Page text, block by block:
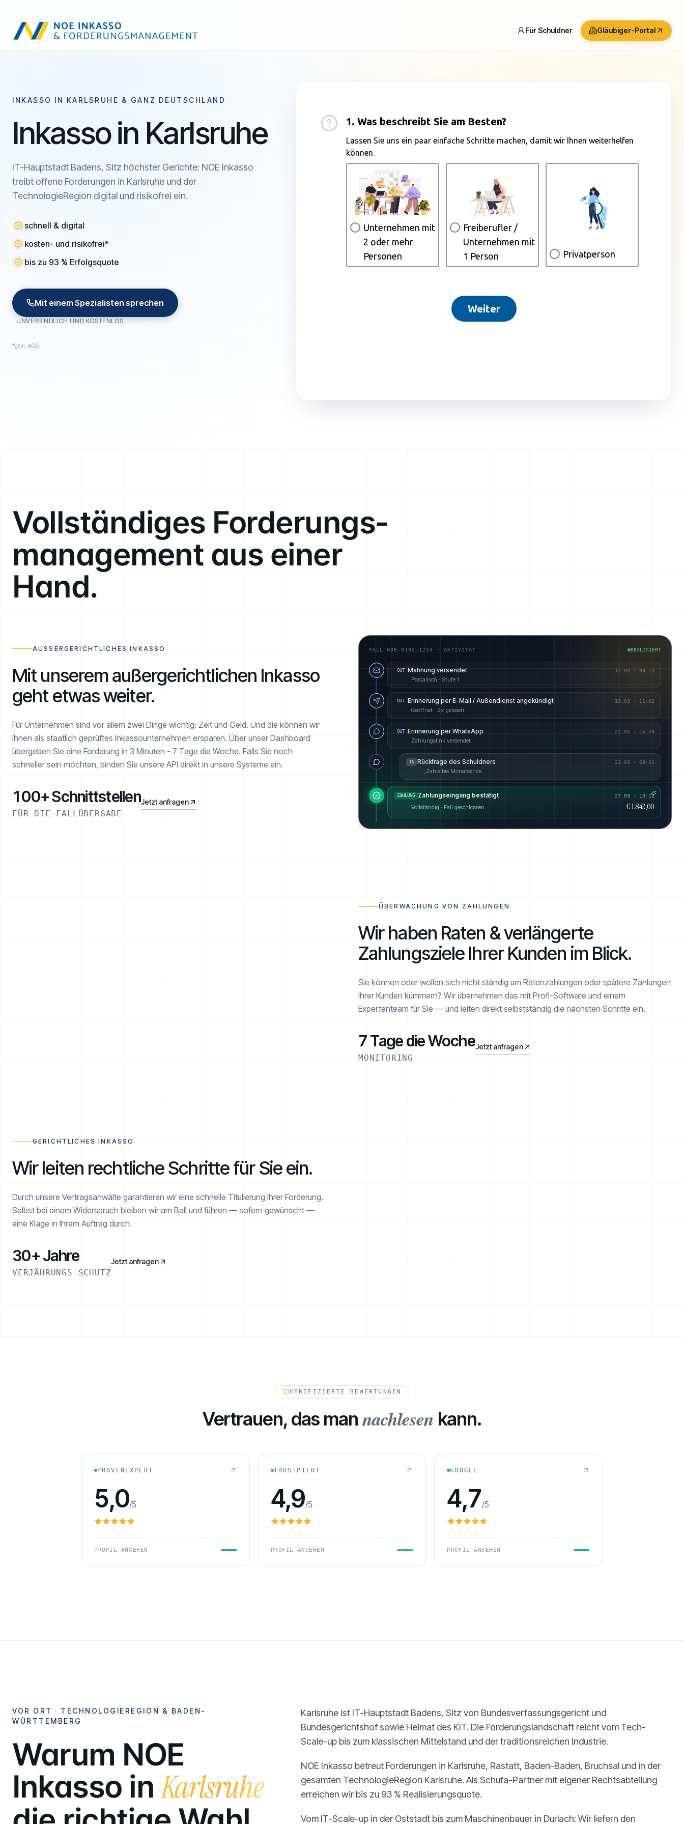
Für Schuldner Gläubiger-Portal
INKASSO IN KARLSRUHE & GANZ DEUTSCHLAND
Inkasso in Karlsruhe
IT-Hauptstadt Badens, Sitz höchster Gerichte: NOE Inkasso
treibt offene Forderungen in Karlsruhe und der
TechnologieRegion digital und risikofrei ein.
schnell & digital
kosten- und risikofrei*
bis zu 93 % Erfolgsquote
Mit einem Spezialisten sprechen
UNVERBINDLICH UND KOSTENLOS
*gem. AGB
Vollständiges Forderungs­
management aus einer
Hand.
AUSSERGERICHTLICHES INKASSO
Mit unserem außergerichtlichen Inkasso
geht etwas weiter.
Für Unternehmen sind vor allem zwei Dinge wichtig: Zeit und Geld. Und die können wir
Ihnen als staatlich geprüftes Inkasso­unternehmen ersparen. Über unser Dashboard
übergeben Sie eine Forderung in 3 Minuten - 7 Tage die Woche. Falls Sie noch
schneller sein möchten, binden Sie unsere API direkt in unsere Systeme ein.
100+ Schnittstellen
FÜR DIE FALLÜBERGABE
Jetzt anfragen
FALL NOE-0192-1234 · AKTIVITÄT REALISIERT
OUT Mahnung versendet 12.03 · 09:14
Postalisch · Stufe 1
OUT Erinnerung per E-Mail / Außendienst angekündigt 19.03 · 11:02
Geöffnet · 2× gelesen
OUT Erinnerung per WhatsApp 22.03 · 16:48
Zahlungslink versendet
IN Rückfrage des Schuldners 23.03 · 08:31
„Zahle bis Monatsende.
ZAHLUNG Zahlungseingang bestätigt 27.03 · 10:12
Vollständig · Fall geschlossen € 1.842,00
ÜBERWACHUNG VON ZAHLUNGEN
Wir haben Raten & verlängerte
Zahlungsziele Ihrer Kunden im Blick.
Sie können oder wollen sich nicht ständig um Ratenzahlungen oder spätere Zahlungen
Ihrer Kunden kümmern? Wir übernehmen das mit Profi-Software und einem
Expertenteam für Sie — und leiten direkt selbstständig die nächsten Schritte ein.
7 Tage die Woche
MONITORING
Jetzt anfragen
GERICHTLICHES INKASSO
Wir leiten rechtliche Schritte für Sie ein.
Durch unsere Vertragsanwälte garantieren wir eine schnelle Titulierung Ihrer Forderung.
Selbst bei einem Widerspruch bleiben wir am Ball und führen — sofern gewünscht —
eine Klage in Ihrem Auftrag durch.
30+ Jahre
VERJÄHRUNGS-SCHUTZ
Jetzt anfragen
VERIFIZIERTE BEWERTUNGEN
Vertrauen, das man nachlesen kann.
PROVENEXPERT
5,0/5
PROFIL ANSEHEN
TRUSTPILOT
4,9/5
PROFIL ANSEHEN
GOOGLE
4,7/5
PROFIL ANSEHEN
VOR ORT · TECHNOLOGIEREGION & BADEN-
WÜRTTEMBERG
Warum NOE
Inkasso in Karlsruhe
Karlsruhe ist IT-Hauptstadt Badens, Sitz von Bundesverfassungsgericht und
Bundesgerichtshof sowie Heimat des KIT. Die Forderungslandschaft reicht vom Tech-
Scale-up bis zum klassischen Mittelstand und der traditionsreichen Industrie.
NOE Inkasso betreut Forderungen in Karlsruhe, Rastatt, Baden-Baden, Bruchsal und in der
gesamten TechnologieRegion Karlsruhe. Als Schufa-Partner mit eigener Rechtsabteilung
erreichen wir bis zu 93 % Realisierungsquote.
Vom IT-Scale-up in der Oststadt bis zum Maschinenbauer in Durlach: Wir liefern den